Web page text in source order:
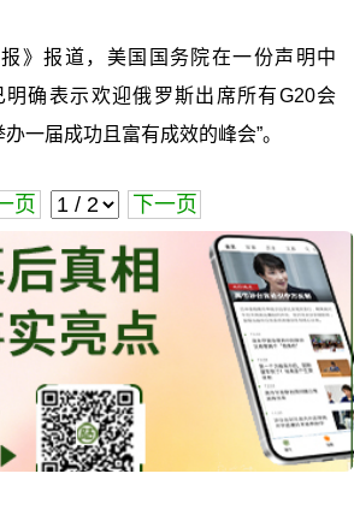
》报道，美国国务院在一份声明中
明确表示欢迎俄罗斯出席所有G20会
一届成功且富有成效的峰会”。
页 下一页